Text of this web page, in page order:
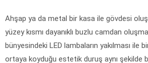
Ahşap ya da metal bir kasa ile gövdesi
yüzey kısmı dayanıklı buzlu camdan
bünyesindeki LED lambaların yakılması ile
ortaya koyduğu estetik duruş aynı şekilde